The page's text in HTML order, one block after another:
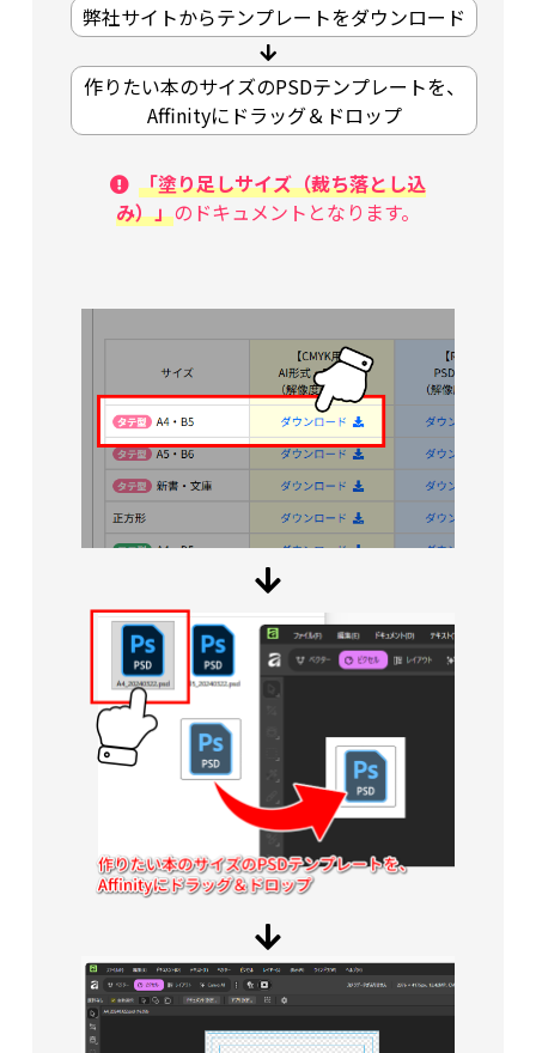
弊社サイトからテンプレートをダウンロード
作りたい本のサイズのPSDテンプレートを、
Affinityにドラッグ＆ドロップ
「塗り足しサイズ（裁ち落とし込
み）」のドキュメントとなります。